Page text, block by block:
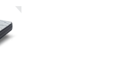
438,00 €